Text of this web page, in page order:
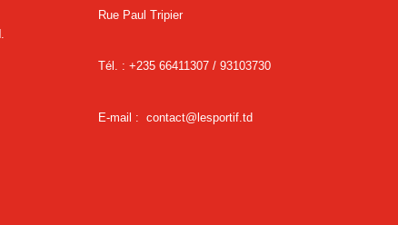
.
Rue Paul Tripier
Tél. : +235 66411307 / 93103730
E-mail : contact@lesportif.td